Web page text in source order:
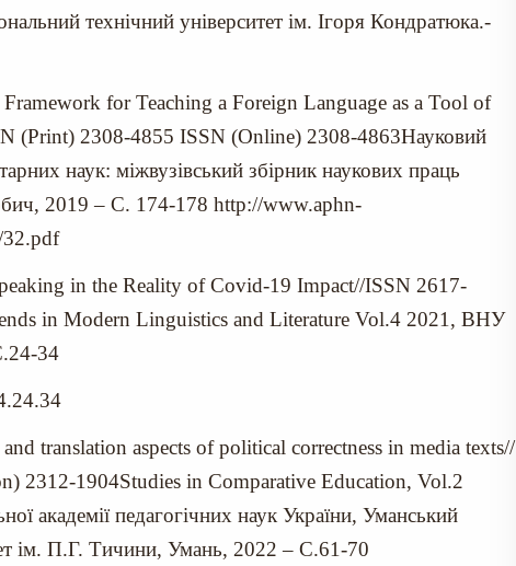
технічний університет ім. Ігоря Кондратюка.-
for Teaching a Foreign Language as a Tool of
(Print) 2308-4855 ISSN (Online) 2308-4863Науковий
наук: міжвузівський збірник наукових праць
2019 – C. 174-178 http://www.aphn-
32.pdf
in the Reality of Covid-19 Impact//ISSN 2617-
in Modern Linguistics and Literature Vol.4 2021, ВНУ
34
translation aspects of political correctness in media texts//
2312-1904Studies in Comparative Education, Vol.2
академії педагогічних наук України, Уманський
ім. П.Г. Тичини, Умань, 2022 – C.61-70